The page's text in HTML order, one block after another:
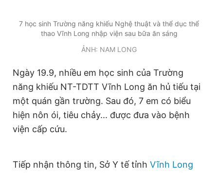
Hotline
0906 645 777
Liên hệ quảng cáo
0908 780 404
Đặt báo Quảng cáo RSS Tòa soạn Chính sách bảo
Tổng biên tập: Nguyễn Ngọc Toàn
Phó tổng biên tập: Trần Việt Hưng
Tổng thư ký tòa soạn: Đức Trung
7 học sinh Trường năng khiếu Nghệ thuật và thể dục thể
thao Vĩnh Long nhập viện sau bữa ăn sáng
ẢNH: NAM LONG
Ngày 19.9, nhiều em học sinh của Trường
năng khiếu NT-TDTT Vĩnh Long ăn hủ tiếu tại
một quán gần trường. Sau đó, 7 em có biểu
hiện nôn ói, tiêu chảy... được đưa vào bệnh
viện cấp cứu.
Tiếp nhận thông tin, Sở Y tế tỉnh Vĩnh Long